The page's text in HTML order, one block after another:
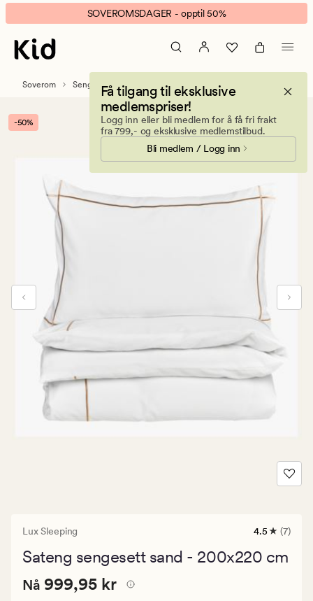
Lux
Sleeping
sateng
sengesett
banner.
Klikk
ESCAPE
pause.
SOVEROMSDAGER - opptil 50%
Få tilgang til eksklusive
medlemspriser!
Logg inn eller bli medlem for å få fri frakt
fra 799,- og eksklusive medlemstilbud.
Bli medlem / Logg inn
Soverom Sengetøy Sateng sengesett
-50%
Lux Sleeping
7
med
4.5 (7)
Sateng sengesett sand - 200x220 cm
Nåværende
Nåværende pris
Nå 999,95 kr